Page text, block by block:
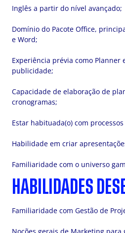
Inglês a partir do nível avançado;
Domínio do Pacote Office,
e Word;
Experiência prévia como Planner
publicidade;
Capacidade de elaboração de
cronogramas;
Estar habituada(o) com
Habilidade em criar
Familiaridade com o universo
HABILIDADES
Familiaridade com Gestão de